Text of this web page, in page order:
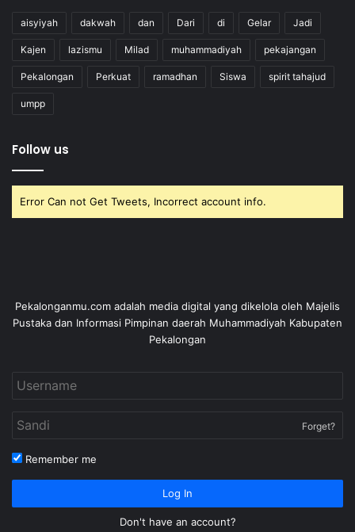
aisyiyah dakwah dan Dari di Gelar Jadi
Kajen lazismu Milad muhammadiyah pekajangan
Pekalongan Perkuat ramadhan Siswa spirit tahajud
umpp
Follow us
Error Can not Get Tweets, Incorrect account info.
Pekalonganmu.com adalah media digital yang dikelola oleh Majelis
Pustaka dan Informasi Pimpinan daerah Muhammadiyah Kabupaten
Pekalongan
Forget?
Remember me
Log In
Don't have an account?